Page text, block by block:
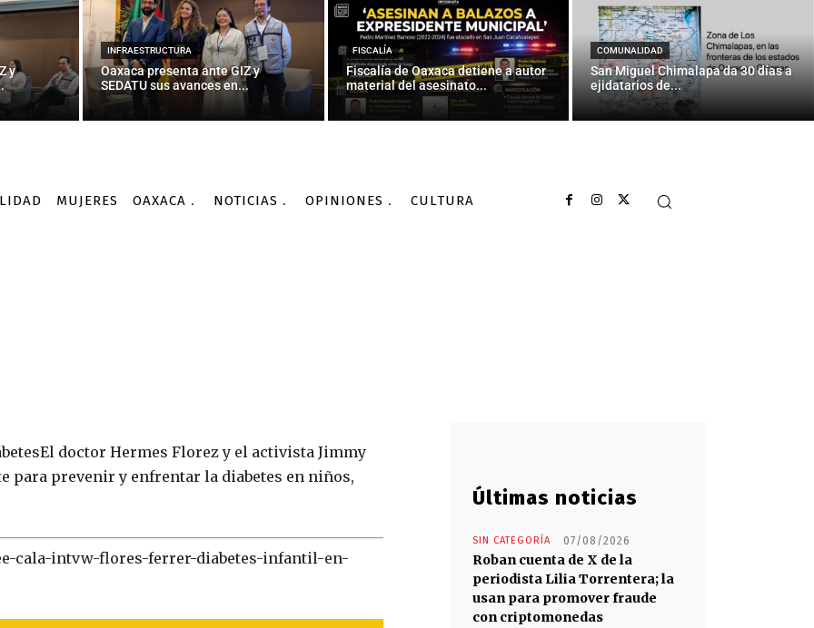
y
INFRAESTRUCTURA
Oaxaca presenta ante GIZ y
SEDATU sus avances en...
FISCALÍA
Fiscalía de Oaxaca detiene a autor
material del asesinato...
COMUNALIDAD
San Miguel Chimalapa da 30 días a
ejidatarios de...
MUJERES OAXACA NOTICIAS OPINIONES CULTURA
INTERNACIONALES
bien: las armas contra la diabetes
Por AGENCIA INFORMATIVA CONACYT 03/03/2016
doctor Hermes Florez y el activista Jimmy
para prevenir y enfrentar la diabetes en niños,
cala-intvw-flores-ferrer-diabetes-infantil-en-
Últimas noticias
SIN CATEGORÍA 07/08/2026
Roban cuenta de X de la
periodista Lilia Torrentera; la
usan para promover fraude
con criptomonedas